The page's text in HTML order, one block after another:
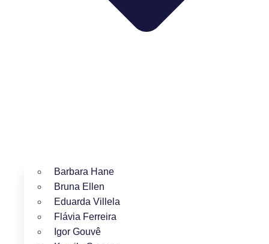
Barbara Hane
Bruna Ellen
Eduarda Villela
Flávia Ferreira
Igor Gouvê